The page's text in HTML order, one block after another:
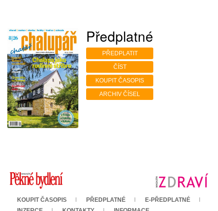
Předplatné
PŘEDPLATIT
ČÍST
KOUPIT ČASOPIS
ARCHIV ČÍSEL
KOUPIT ČASOPIS PŘEDPLATNÉ
E-PŘEDPLATNÉ